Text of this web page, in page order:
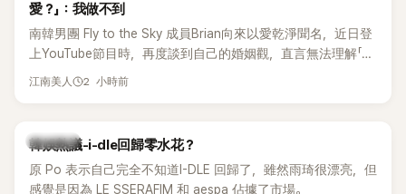
愛？」：我做不到
南韓男團 Fly to the Sky 成員Brian向來以愛乾淨聞名，近日登
上YouTube節目時，再度談到自己的婚姻觀，直言無法理解「連
另一半的口臭、便便臭都要愛」這種說法，更大方表明自己是不
江南美人 2 小時前
熱議討論
韓娛熱議-i-dle回歸零水花？
原 Po 表示自己完全不知道I-DLE 回歸了，雖然雨琦很漂亮，但
感覺是因為 LE SSERAFIM 和 aespa 佔據了市場。